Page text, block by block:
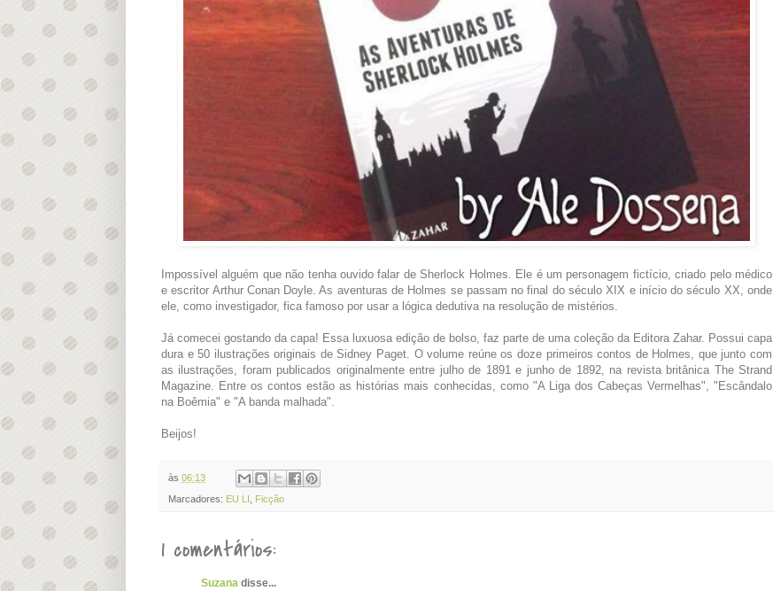
Impossível alguém que não tenha ouvido falar de Sherlock Holmes. Ele é um personagem fictício, criado pelo médico
e escritor Arthur Conan Doyle. As aventuras de Holmes se passam no final do século XIX e início do século XX, onde
ele, como investigador, fica famoso por usar a lógica dedutiva na resolução de mistérios.
Já comecei gostando da capa! Essa luxuosa edição de bolso, faz parte de uma coleção da Editora Zahar. Possui capa
dura e 50 ilustrações originais de Sidney Paget. O volume reúne os doze primeiros contos de Holmes, que junto com
as ilustrações, foram publicados originalmente entre julho de 1891 e junho de 1892, na revista britânica The Strand
Magazine. Entre os contos estão as histórias mais conhecidas, como "A Liga dos Cabeças Vermelhas", "Escândalo
na Boêmia" e "A banda malhada".
Beijos!
às 06:13
Marcadores: EU LI Ficção
1 comentários:
Suzana disse...